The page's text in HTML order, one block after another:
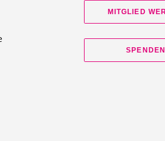
MITGLIED
SPENDEN